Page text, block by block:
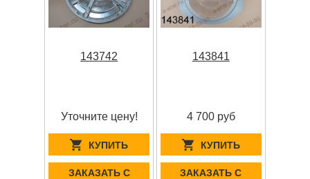
143742
Уточните цену!
КУПИТЬ
ЗАКАЗАТЬ С
143841
4 700 руб
КУПИТЬ
ЗАКАЗАТЬ С